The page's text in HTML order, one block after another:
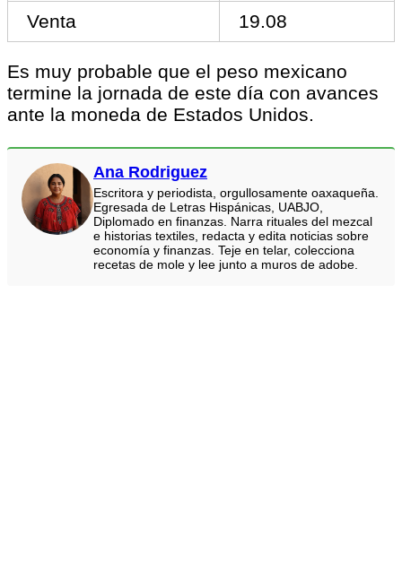
Venta
19.08
Es muy probable que el peso mexicano
termine la jornada de este día con avances
ante la moneda de Estados Unidos.
Ana Rodriguez
Escritora y periodista, orgullosamente oaxaqueña.
Egresada de Letras Hispánicas, UABJO,
Diplomado en finanzas. Narra rituales del mezcal
e historias textiles, redacta y edita noticias sobre
economía y finanzas. Teje en telar, colecciona
recetas de mole y lee junto a muros de adobe.